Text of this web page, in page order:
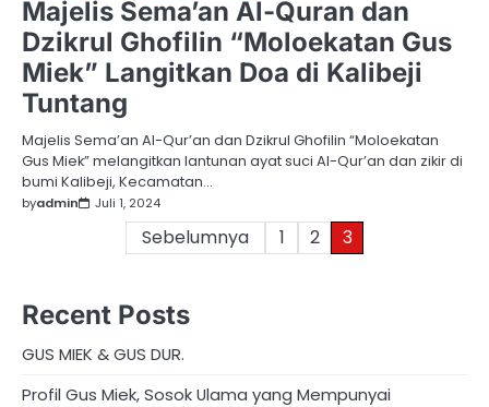
Majelis Sema’an Al-Quran dan
Dzikrul Ghofilin “Moloekatan Gus
Miek” Langitkan Doa di Kalibeji
Tuntang
Majelis Sema’an Al-Qur’an dan Dzikrul Ghofilin “Moloekatan
Gus Miek” melangitkan lantunan ayat suci Al-Qur’an dan zikir di
bumi Kalibeji, Kecamatan…
byadmin Juli 1, 2024
Sebelumnya 1 2 3
Recent Posts
GUS MIEK & GUS DUR.
Profil Gus Miek, Sosok Ulama yang Mempunyai